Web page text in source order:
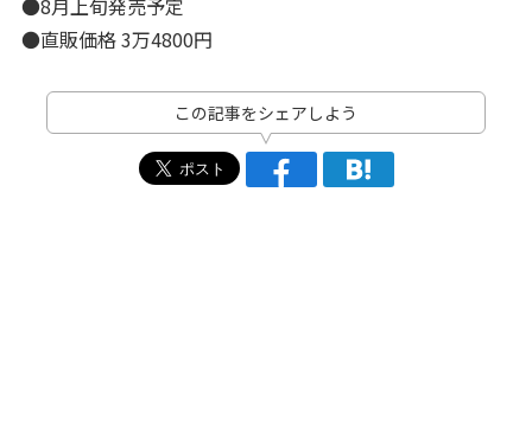
●8月上旬発売予定
●直販価格 3万4800円
この記事をシェアしよう